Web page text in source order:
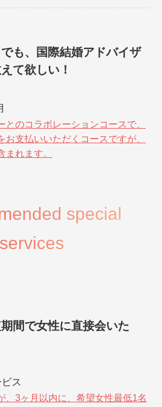
も、国際結婚アドバイザ
て欲しい！
とのコラボレーションコースで、
お支払いいただくコースですが、
まれます。
special
services
間で女性に直接会いた
ス
、3ヶ月以内に、希望女性最低1名